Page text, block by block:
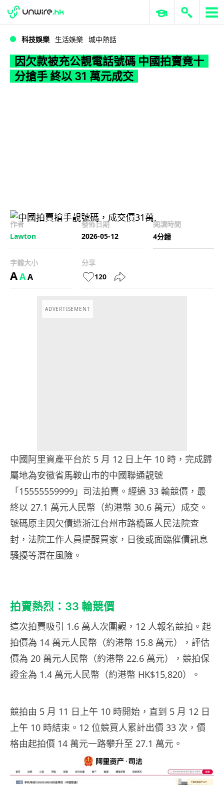
WWDC 2026 ERP 與商業 AI
科技娛樂 生活娛樂 城中熱話
因欠款被充公靚電話號碼 中國拍賣竟十
分搶手 終以 31 萬元成交
作者
Lawton
發佈日期
2026-05-12
閱讀時間
4分鐘
字體大小
AAA
分享
120
ADVERTISEMENT
中國阿里資產平台於 5 月 12 日上午 10 時，完成歸
屬地為安徽省馬鞍山市的中國聯通靚號
「15555559999」司法拍賣。經過 33 輪競價，最
終以 27.1 萬元人民幣（約港幣 30.6 萬元）成交。
號碼原主因欠債遭浙江台州市路橋區人民法院查
封，法院工作人員提醒買家，日後或面臨催債訊息
騷擾等潛在風險。
拍賣熱烈：33 輪競價
這次拍賣吸引 1.6 萬人次圍觀，12 人報名競拍。起
拍價為 14 萬元人民幣（約港幣 15.8 萬元），評估
價為 20 萬元人民幣（約港幣 22.6 萬元），競拍保
證金為 1.4 萬元人民幣（約港幣 HK$15,820）。
競拍由 5 月 11 日上午 10 時開始，直到 5 月 12 日
上午 10 時結束。12 位競買人累計出價 33 次，價
格由起拍價 14 萬元一路攀升至 27.1 萬元。